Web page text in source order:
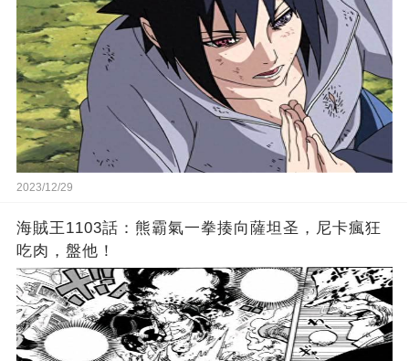
2023/12/29
海賊王1103話：熊霸氣一拳揍向薩坦圣，尼卡瘋狂
吃肉，盤他！